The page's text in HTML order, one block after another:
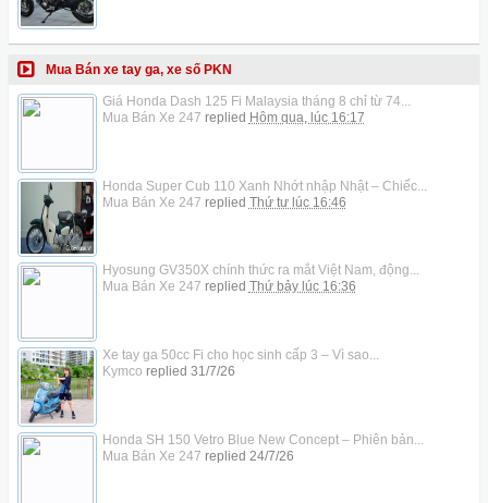
Mua Bán xe tay ga, xe số PKN
Giá Honda Dash 125 Fi Malaysia tháng 8 chỉ từ 74...
Mua Bán Xe 247 replied Hôm qua, lúc 16:17
Honda Super Cub 110 Xanh Nhớt nhập Nhật – Chiếc...
Mua Bán Xe 247 replied Thứ tư lúc 16:46
Hyosung GV350X chính thức ra mắt Việt Nam, động...
Mua Bán Xe 247 replied Thứ bảy lúc 16:36
Xe tay ga 50cc Fi cho học sinh cấp 3 – Vì sao...
Kymco replied 31/7/26
Honda SH 150 Vetro Blue New Concept – Phiên bản...
Mua Bán Xe 247 replied 24/7/26